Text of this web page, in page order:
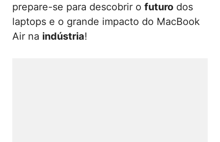
prepare-se para descobrir o futuro dos
laptops e o grande impacto do MacBook
Air na indústria!